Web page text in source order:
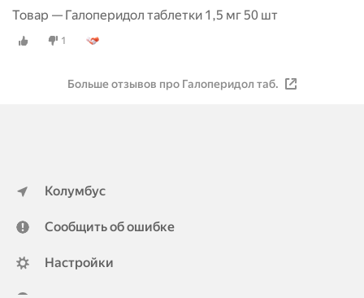
Товар — Галоперидол таблетки 1,5 мг 50 шт
1
Больше отзывов про Галоперидол таб.
Колумбус
Сообщить об ошибке
Настройки